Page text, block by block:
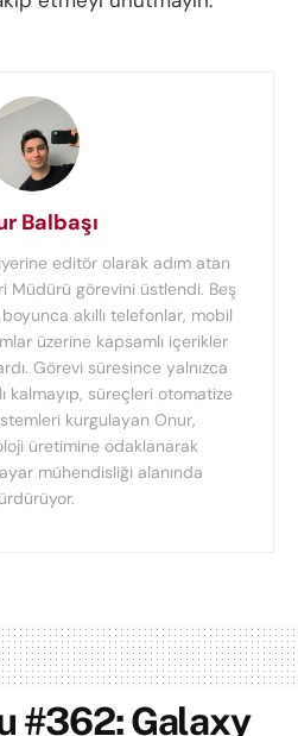
Balbaşı
editör olarak adım atan
Müdürü görevini üstlendi. Beş
akıllı telefonlar, mobil
üzerine kapsamlı içerikler
Görevi süresince yalnızca
kalmayıp, süreçleri otomatize
kurgulayan Onur,
üretimine odaklanarak
mühendisliği alanında
#362: Galaxy